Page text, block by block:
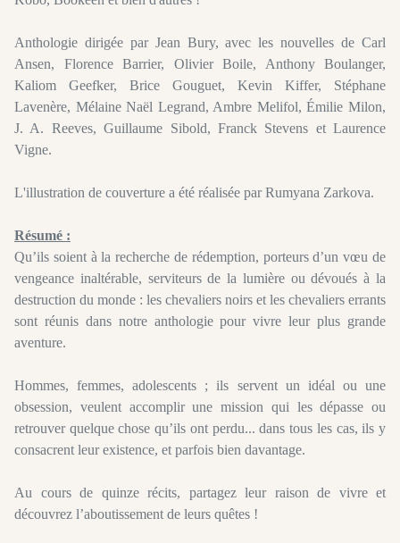
Anthologie dirigée par Jean Bury, avec les nouvelles de Carl
Ansen, Florence Barrier, Olivier Boile, Anthony Boulanger,
Kaliom Geefker, Brice Gouguet, Kevin Kiffer, Stéphane
Lavenère, Mélaine Naël Legrand, Ambre Melifol, Émilie Milon,
J. A. Reeves, Guillaume Sibold, Franck Stevens et Laurence
Vigne.
L'illustration de couverture a été réalisée parRumyana Zarkova.
Résumé :
Qu’ils soient à la recherche de rédemption, porteurs d’un vœu de
vengeance inaltérable, serviteurs de la lumière ou dévoués à la
destruction du monde : les chevaliers noirs et les chevaliers errants
sont réunis dans notre anthologie pour vivre leur plus grande
aventure.
Hommes, femmes, adolescents ; ils servent un idéal ou une
obsession, veulentaccomplir une mission qui les dépasse ou
retrouver quelque chose qu’ils ont perdu... dans tous les cas, ils y
consacrent leur existence, et parfois bien davantage.
Au cours de quinze récits, partagez leur raison de vivre et
découvrez l’aboutissement de leurs quêtes !